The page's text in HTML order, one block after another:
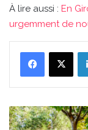
À lire aussi : En
urgemment de
Camping
Les